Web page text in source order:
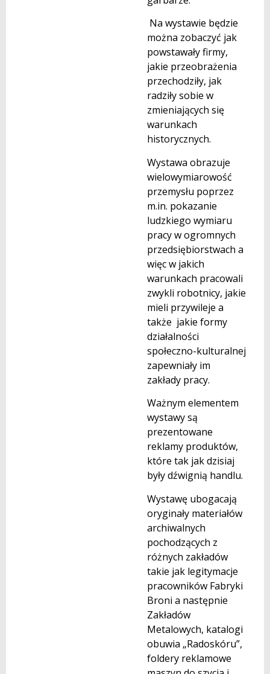
Na wystawie będzie
można zobaczyć jak
powstawały firmy,
jakie przeobrażenia
przechodziły, jak
radziły sobie w
zmieniających się
warunkach
historycznych.
Wystawa obrazuje
wielowymiarowość
przemysłu poprzez
m.in. pokazanie
ludzkiego wymiaru
pracy w ogromnych
przedsiębiorstwach a
więc w jakich
warunkach pracowali
zwykli robotnicy, jakie
mieli przywileje a
także jakie formy
działalności
społeczno-kulturalnej
zapewniały im
zakłady pracy.
Ważnym elementem
wystawy są
prezentowane
reklamy produktów,
które tak jak dzisiaj
były dźwignią handlu.
Wystawę ubogacają
oryginały materiałów
archiwalnych
pochodzących z
różnych zakładów
takie jak legitymacje
pracowników Fabryki
Broni a następnie
Zakładów
Metalowych, katalogi
obuwia „Radoskóru”,
foldery reklamowe